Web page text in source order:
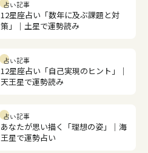
占い記事
12星座占い「数年に及ぶ課題と対
策」｜土星で運勢読み
占い記事
12星座占い「自己実現のヒント」｜
天王星で運勢読み
占い記事
あなたが思い描く「理想の姿」｜海
王星で運勢占い